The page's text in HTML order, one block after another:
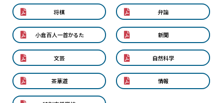
将棋 弁論
小倉百人一首かるた 新聞
文芸 自然科学
茶華道 情報